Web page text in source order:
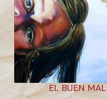
EL BUEN MAL